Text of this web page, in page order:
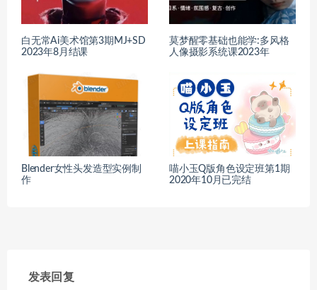
白无常Ai美术馆第3期MJ+SD
2023年8月结课
莫梦醒零基础也能学:多风格
人像摄影系统课2023年
Blender女性头发造型实例制
作
喵小玉Q版角色设定班第1期
2020年10月已完结
发表回复